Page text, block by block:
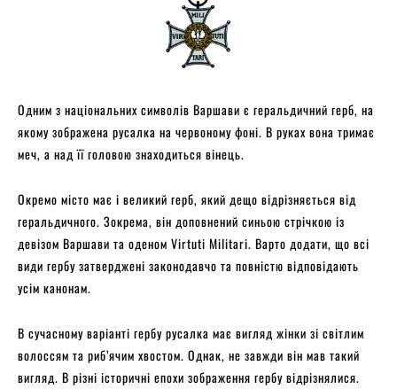
Одним з національних символів Варшави є геральдичний герб, на
якому зображена русалка на червоному фоні. В руках вона тримає
меч, а над її головою знаходиться вінець.
Окремо місто має і великий герб, який дещо відрізняється від
геральдичного. Зокрема, він доповнений синьою стрічкою із
девізом Варшави та оденом Virtuti Militari. Варто додати, що всі
види гербу затверджені законодавчо та повністю відповідають
усім канонам.
В сучасному варіанті гербу русалка має вигляд жінки зі світлим
волоссям та риб’ячим хвостом. Однак, не завжди він мав такий
вигляд. В різні історичні епохи зображення гербу відрізнялися.